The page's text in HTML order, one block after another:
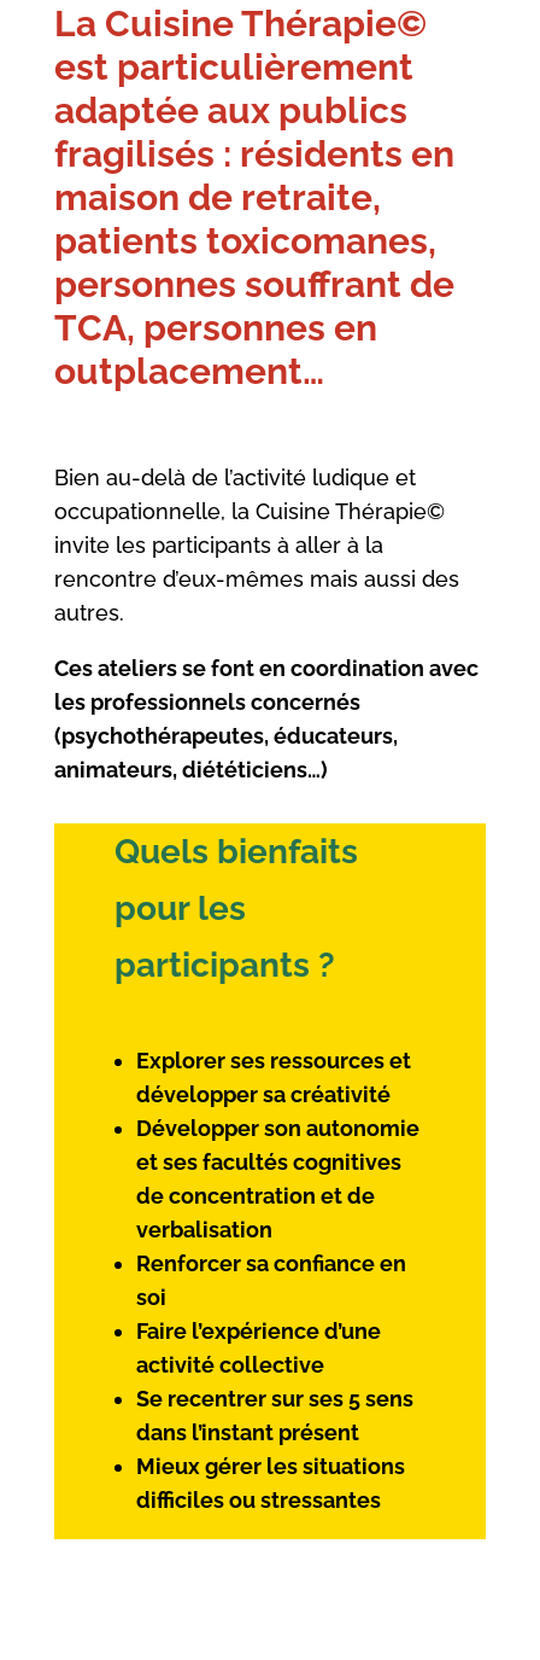
La Cuisine Thérapie©
est particulièrement
adaptée aux publics
fragilisés : résidents en
maison de retraite,
patients toxicomanes,
personnes souffrant de
TCA, personnes en
outplacement…
Bien au-delà de l’activité ludique et
occupationnelle, la Cuisine Thérapie©
invite les participants à aller à la
rencontre d’eux-mêmes mais aussi des
autres.
Ces ateliers se font en coordination avec
les professionnels concernés
(psychothérapeutes, éducateurs,
animateurs, diététiciens…)
Quels bienfaits
pour les
participants ?
Explorer ses ressources et
développer sa créativité
Développer son autonomie
et ses facultés cognitives
de concentration et de
verbalisation
Renforcer sa confiance en
soi
Faire l’expérience d’une
activité collective
Se recentrer sur ses 5 sens
dans l’instant présent
Mieux gérer les situations
difficiles ou stressantes